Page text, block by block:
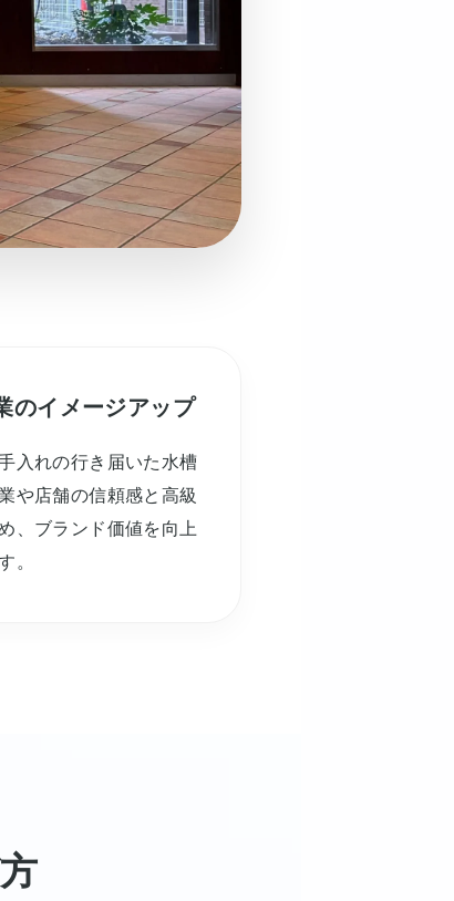
のイメージアップ
入れの行き届いた水槽
や店舗の信頼感と高級
、ブランド価値を向上
。